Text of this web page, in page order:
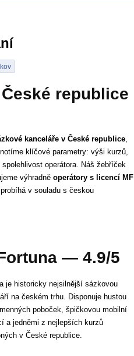
republice
kanceláře v České republice,
klíčové parametry: výši kurzů,
operátora. Náš žebříček
výhradně operátory s licencí MF
v souladu s českou
— 4.9/5
je historicky nejsilnější sázkovou
na českém trhu. Disponuje hustou
poboček, špičkovou mobilní
a jedněmi z nejlepších kurzů
v České republice.